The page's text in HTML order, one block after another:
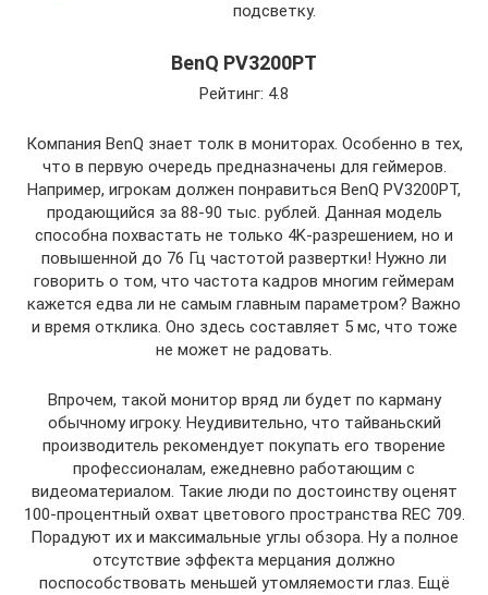
подсветку.
BenQ PV3200PT
Рейтинг: 4.8
Компания BenQ знает толк в мониторах. Особенно в тех,
что в первую очередь предназначены для геймеров.
Например, игрокам должен понравиться BenQ PV3200PT,
продающийся за 88-90 тыс. рублей. Данная модель
способна похвастать не только 4K-разрешением, но и
повышенной до 76 Гц частотой развертки! Нужно ли
говорить о том, что частота кадров многим геймерам
кажется едва ли не самым главным параметром? Важно
и время отклика. Оно здесь составляет 5 мс, что тоже
не может не радовать.
Впрочем, такой монитор вряд ли будет по карману
обычному игроку. Неудивительно, что тайваньский
производитель рекомендует покупать его творение
профессионалам, ежедневно работающим с
видеоматериалом. Такие люди по достоинству оценят
100-процентный охват цветового пространства REC 709.
Порадуют их и максимальные углы обзора. Ну а полное
отсутствие эффекта мерцания должно
поспособствовать меньшей утомляемости глаз. Ещё